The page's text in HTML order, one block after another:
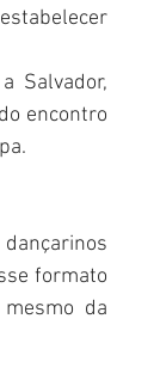
Salvador,
encontro
formato
da